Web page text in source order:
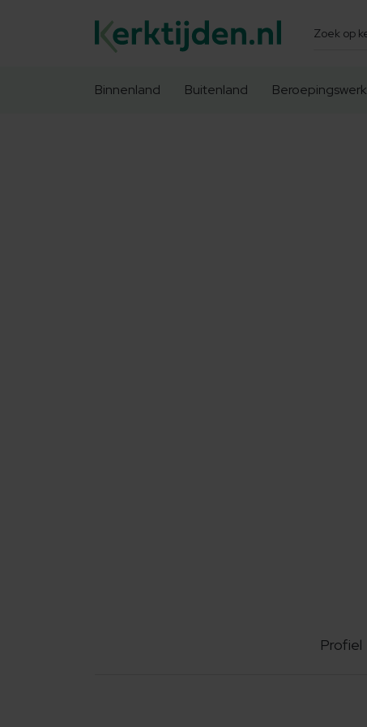
Zoeken
Binnenland Buitenland Beroepingswerk
Profiel